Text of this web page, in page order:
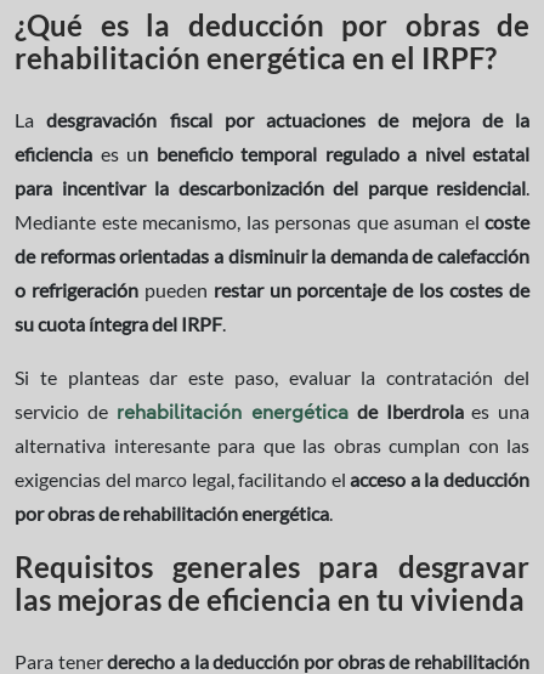
¿Qué es la deducción por obras de
rehabilitación energética en el IRPF?
Ladesgravación fiscal por actuaciones de mejora de la
eficiencia es un beneficio temporal regulado a nivel estatal
para incentivar la descarbonización del parque residencial.
Mediante este mecanismo, las personas que asuman el coste
de reformas orientadas a disminuir la demanda de calefacción
o refrigeraciónpueden restar un porcentaje de los costes de
su cuota íntegra del IRPF.
Si te planteas dar este paso, evaluar la contratación del
servicio de rehabilitación energética de Iberdrolaes una
alternativa interesante para que las obras cumplan con las
exigencias del marco legal, facilitando elacceso a la deducción
por obras de rehabilitación energética.
Requisitos generales para desgravar
las mejoras de eficiencia en tu vivienda
Para tenerderecho a la deducción por obras de rehabilitación